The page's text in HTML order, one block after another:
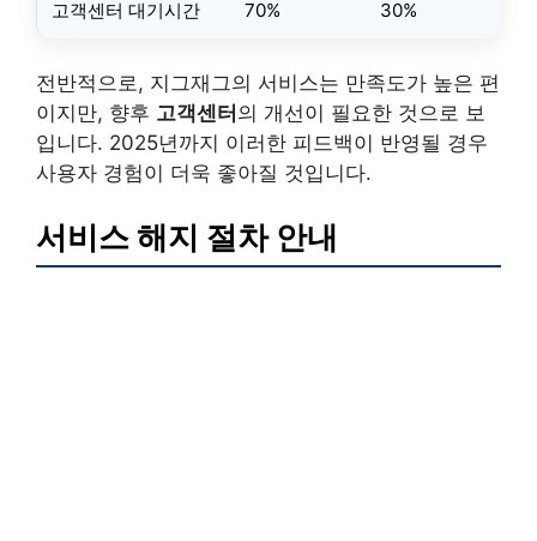
고객센터 대기시간 70% 30%
전반적으로, 지그재그의 서비스는 만족도가 높은 편
이지만, 향후 고객센터 의 개선이 필요한 것으로 보
입니다. 2025년까지 이러한 피드백이 반영될 경우
사용자 경험이 더욱 좋아질 것입니다.
서비스 해지 절차 안내